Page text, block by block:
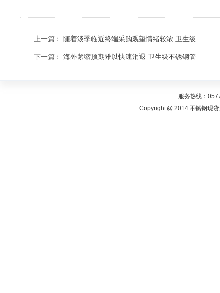
上一篇： 随着淡季临近终端采购观望情绪较浓 卫生级
下一篇： 海外紧缩预期难以快速消退 卫生级不锈钢管
服务热线：
Copyright @ 2014 不锈钢现